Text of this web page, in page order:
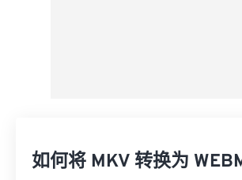
如何将 MKV 转换为